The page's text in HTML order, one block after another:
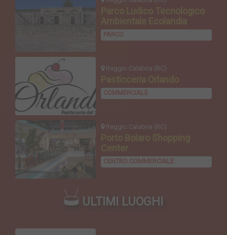
PARCO
Reggio Calabria (RC)
COMMERCIALE
Reggio Calabria (RC)
CENTRO COMMERCIALE
ULTIMI LUOGHI